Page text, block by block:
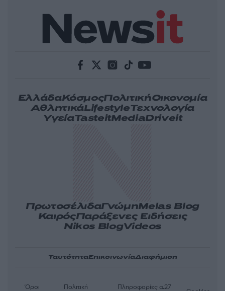
ΕλλάδαΚόσμοςΠολιτικήΟικονομία
ΑθλητικάLifestyleΤεχνολογία
ΥγείαTasteitMediaDriveit
ΠρωτοσέλιδαΓνώμηMelas Blog
ΚαιρόςΠαράξενες Ειδήσεις
Nikos BlogVideos
ΤαυτότηταΕπικοινωνίαΔιαφήμιση
Όροι Πολιτική Πληροφορίες α.27